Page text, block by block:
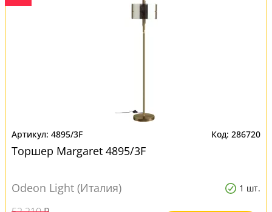
4895/3F 286720
Торшер Margaret 4895/3F
Odeon Light (Италия) 1 шт.